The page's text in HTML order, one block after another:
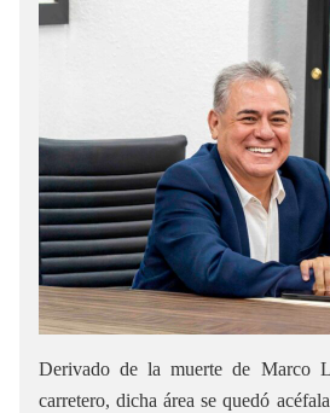
Derivado de la muerte de Marco
carretero, dicha área se quedó